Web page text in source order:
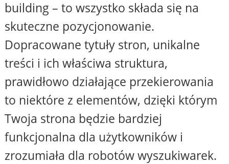
building – to wszystko składa się na
skuteczne pozycjonowanie.
Dopracowane tytuły stron, unikalne
treści i ich właściwa struktura,
prawidłowo działające przekierowania
to niektóre z elementów, dzięki którym
Twoja strona będzie bardziej
funkcjonalna dla użytkowników i
zrozumiała dla robotów wyszukiwarek.